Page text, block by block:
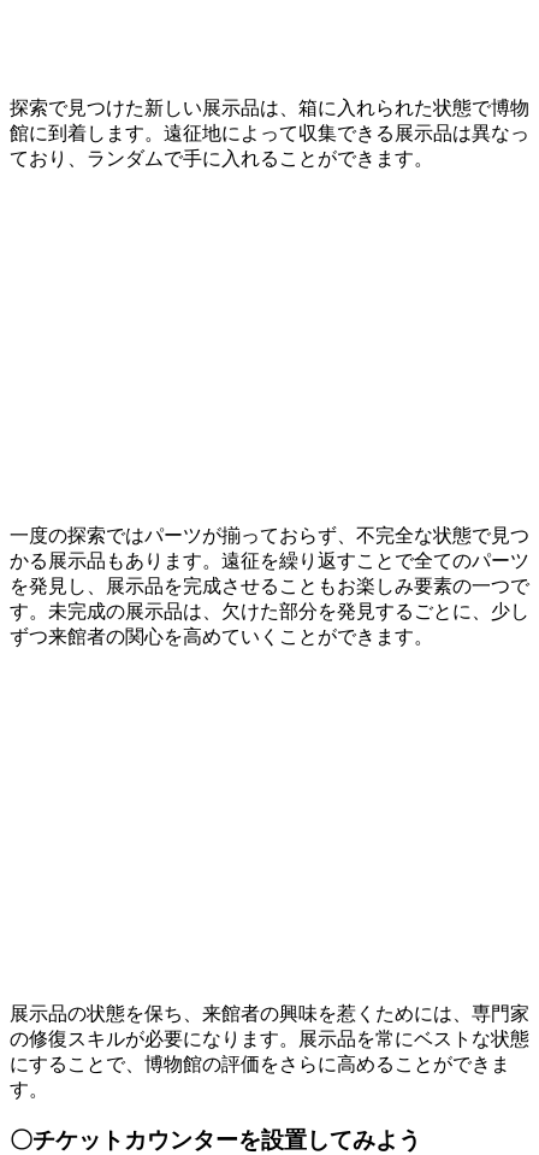
探索で見つけた新しい展示品は、箱に入れられた状態で博物
館に到着します。遠征地によって収集できる展示品は異なっ
ており、ランダムで手に入れることができます。
一度の探索ではパーツが揃っておらず、不完全な状態で見つ
かる展示品もあります。遠征を繰り返すことで全てのパーツ
を発見し、展示品を完成させることもお楽しみ要素の一つで
す。未完成の展示品は、欠けた部分を発見するごとに、少し
ずつ来館者の関心を高めていくことができます。
展示品の状態を保ち、来館者の興味を惹くためには、専門家
の修復スキルが必要になります。展示品を常にベストな状態
にすることで、博物館の評価をさらに高めることができま
す。
〇チケットカウンターを設置してみよう